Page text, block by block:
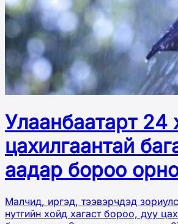
Улаанбаатарт 24
цахилгаантай
аадар бороо
Малчид, иргэд, тээвэрчдэд
нутгийн хойд хагаст бороо, дуу